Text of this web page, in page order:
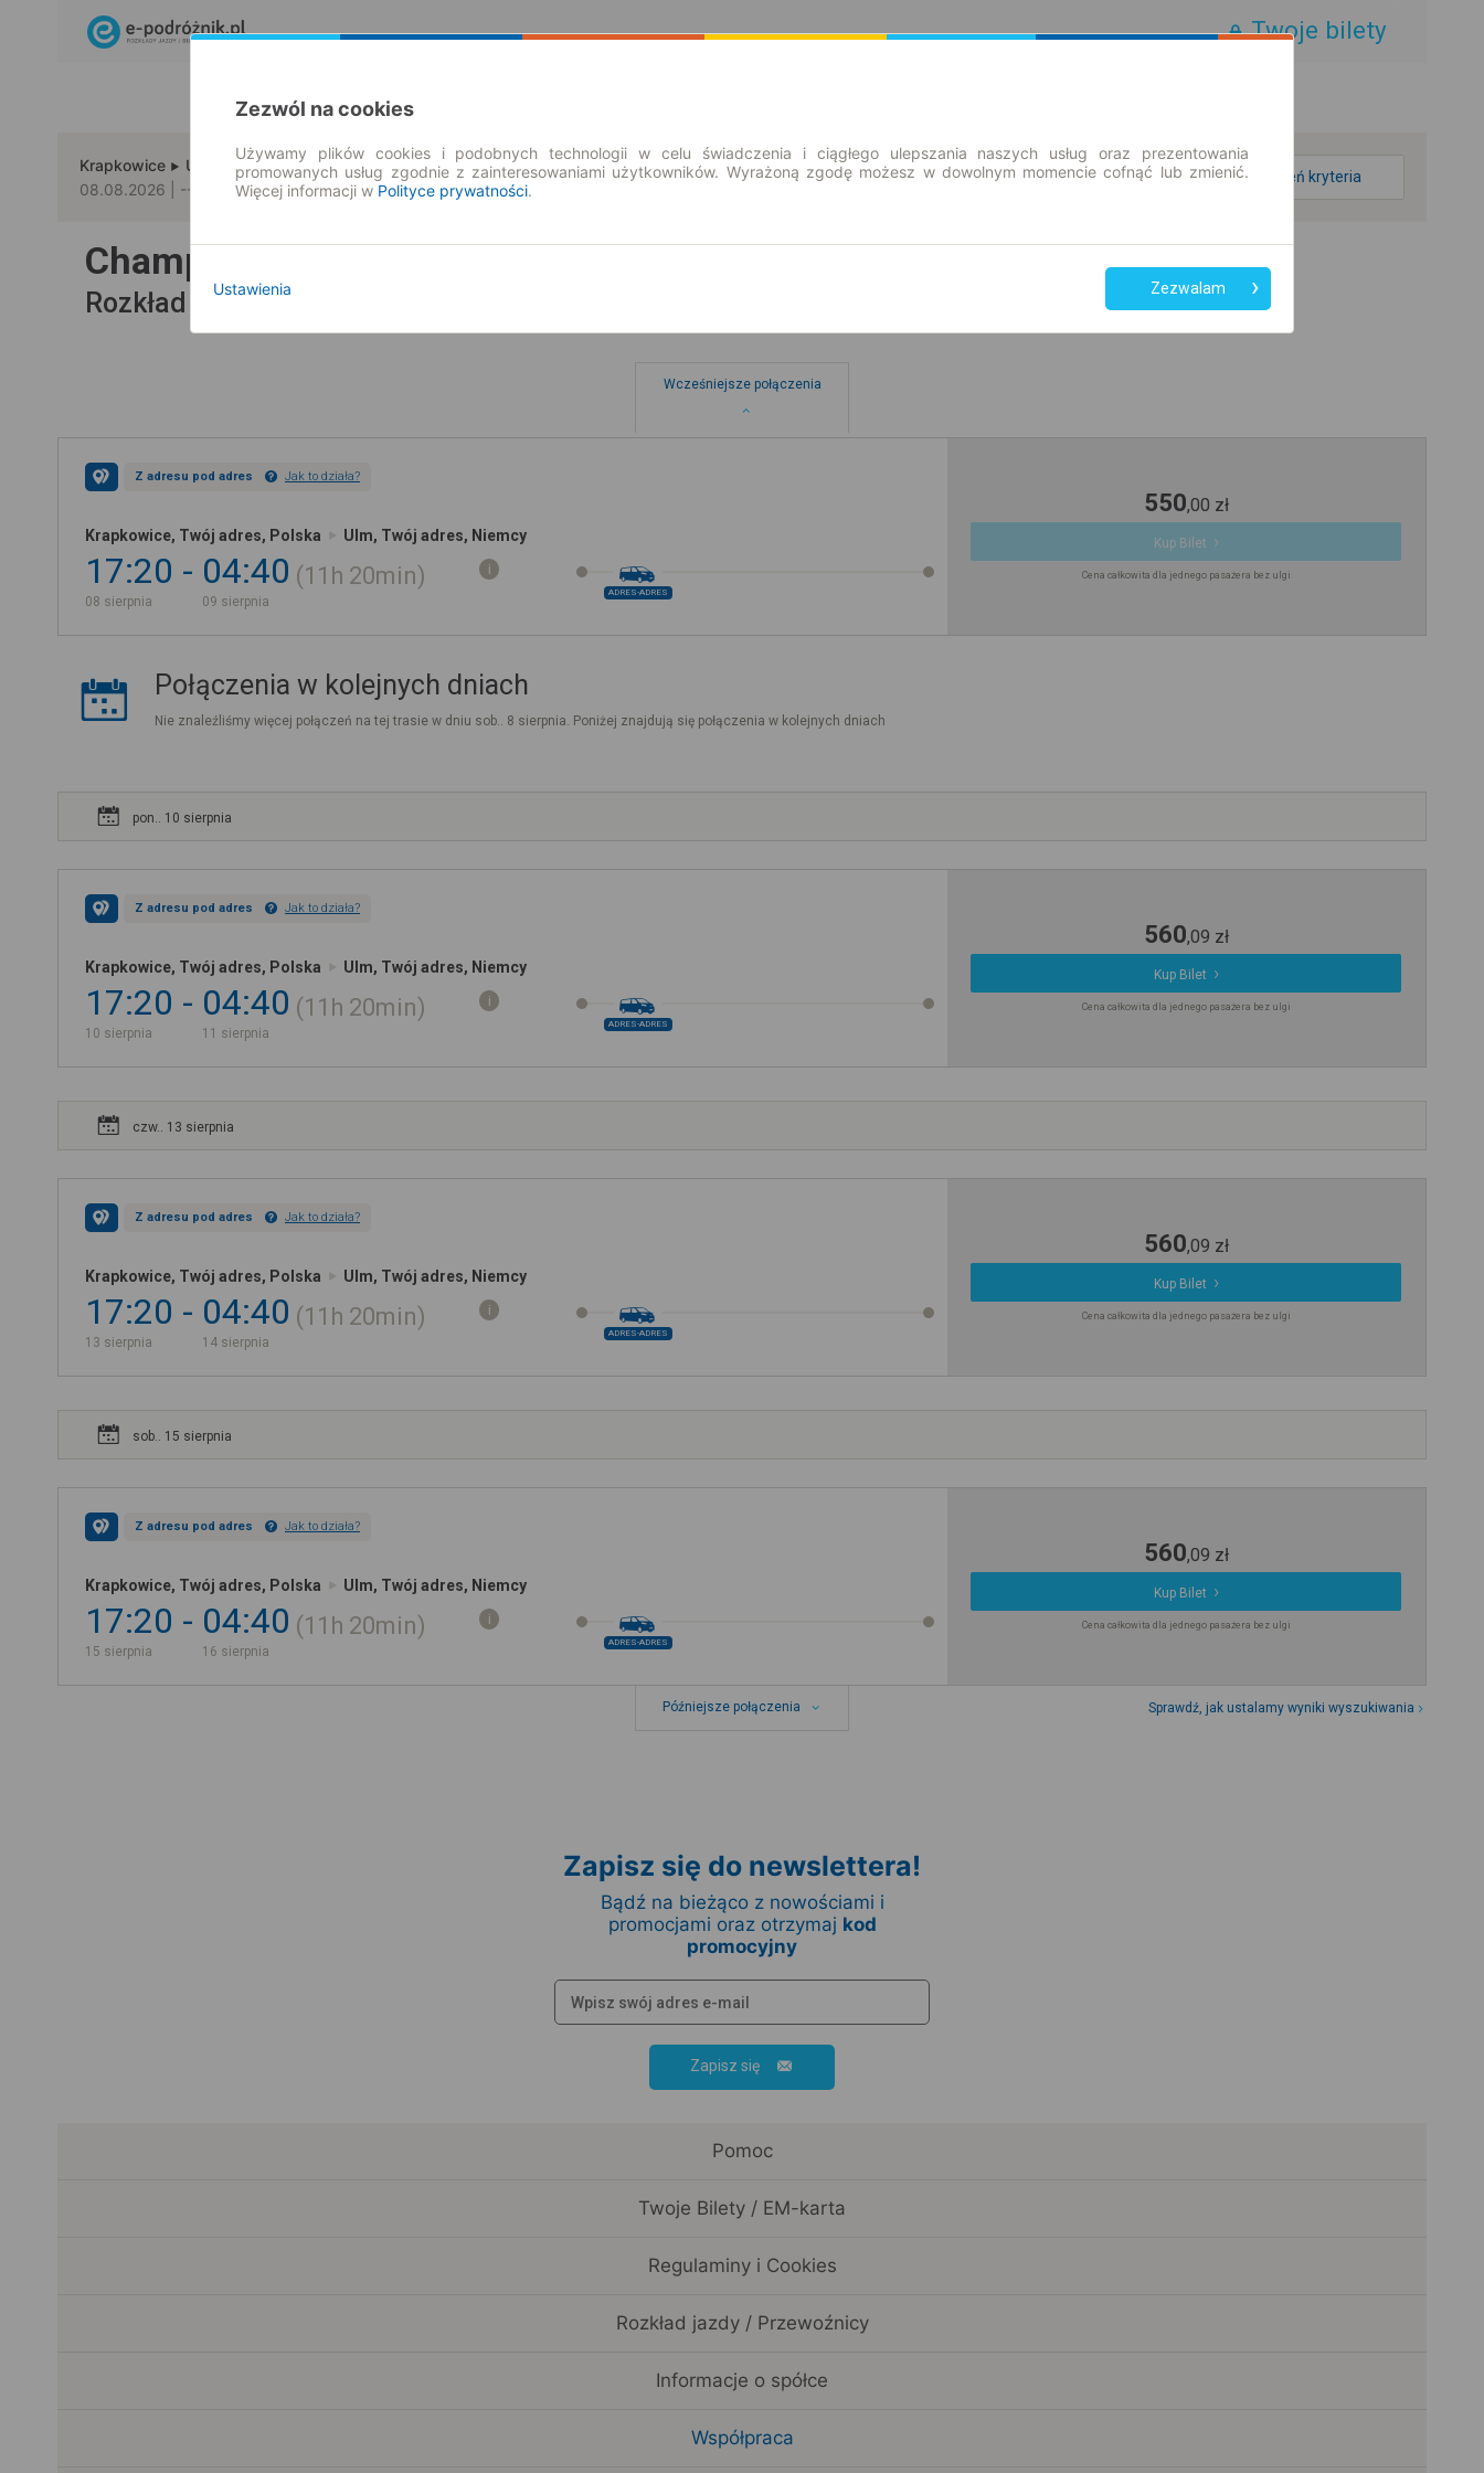
Twoje bilety
Krapkowice
Ulm
08.08.2026 | -- : --
zmień kryteria
Champion Travel
Rozkład jazdy i bilety |
Wcześniejsze połączenia
Z adresu pod adres Jak to działa?
Krapkowice, Twój adres, Polska Ulm, Twój adres, Niemcy
17:20
08 sierpnia
04:40
09 sierpnia
11h 20min
ADRES-ADRES
550,00 zł
Kup Bilet
Cena całkowita dla jednego pasażera bez ulgi
Połączenia w kolejnych dniach
Nie znaleźliśmy więcej połączeń na tej trasie w dniu sob.. 8 sierpnia. Poniżej znajdują się połączenia w kolejnych dniach
pon.. 10 sierpnia
Z adresu pod adres Jak to działa?
Krapkowice, Twój adres, Polska Ulm, Twój adres, Niemcy
17:20
10 sierpnia
04:40
11 sierpnia
11h 20min
ADRES-ADRES
560,09 zł
Kup Bilet
Cena całkowita dla jednego pasażera bez ulgi
czw.. 13 sierpnia
Z adresu pod adres Jak to działa?
Krapkowice, Twój adres, Polska Ulm, Twój adres, Niemcy
17:20
13 sierpnia
04:40
14 sierpnia
11h 20min
ADRES-ADRES
560,09 zł
Kup Bilet
Cena całkowita dla jednego pasażera bez ulgi
sob.. 15 sierpnia
Z adresu pod adres Jak to działa?
Krapkowice, Twój adres, Polska Ulm, Twój adres, Niemcy
17:20
15 sierpnia
04:40
16 sierpnia
11h 20min
ADRES-ADRES
560,09 zł
Kup Bilet
Cena całkowita dla jednego pasażera bez ulgi
Późniejsze połączenia Sprawdź, jak ustalamy wyniki wyszukiwania
Zapisz się do newslettera!
Bądź na bieżąco z nowościami i
promocjami oraz otrzymaj kod
promocyjny
Zapisz się
Pomoc
Twoje Bilety / EM-karta
Regulaminy i Cookies
Rozkład jazdy / Przewoźnicy
Informacje o spółce
Współpraca
Zezwól na cookies
Używamy plików cookies i podobnych technologii w celu świadczenia i ciągłego ulepszania naszych usług oraz prezentowania
promowanych usług zgodnie z zainteresowaniami użytkowników. Wyrażoną zgodę możesz w dowolnym momencie cofnąć lub zmienić.
Więcej informacji w Polityce prywatności.
Ustawienia Zezwalam